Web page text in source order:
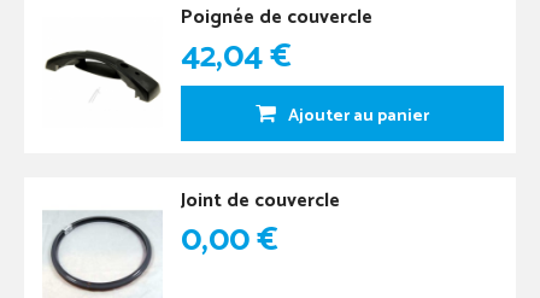
Poignée de couvercle
42,04 €
Ajouter au panier
Joint de couvercle
0,00 €